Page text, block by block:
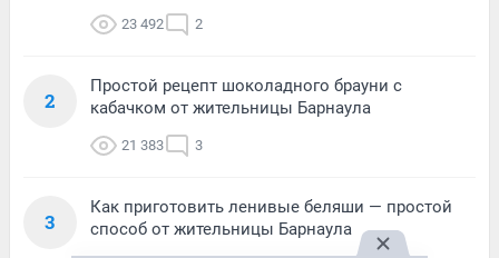
23 492 2
2
Простой рецепт шоколадного брауни с
кабачком от жительницы Барнаула
21 383 3
3
Как приготовить ленивые беляши — простой
способ от жительницы Барнаула